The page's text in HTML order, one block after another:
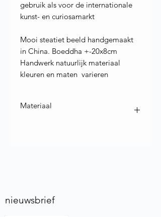
gebruik als voor de internationale
kunst- en curiosamarkt
Mooi steatiet beeld handgemaakt
in China. Boeddha +-20x8cm
Handwerk natuurlijk materiaal
kleuren en maten varieren
Materiaal
nieuwsbrief